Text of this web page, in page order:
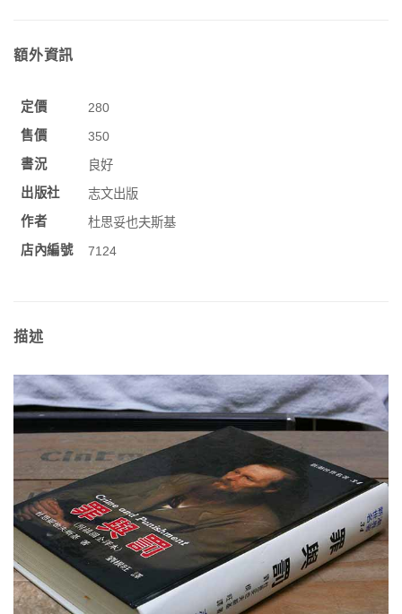
額外資訊
定價
280
售價
350
書況
良好
出版社
志文出版
作者
杜思妥也夫斯基
店內編號
7124
描述